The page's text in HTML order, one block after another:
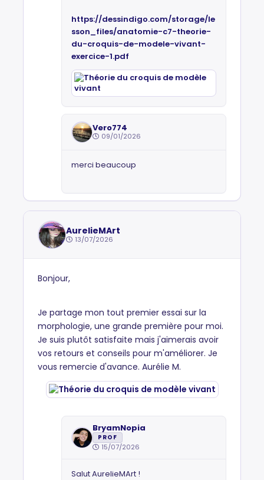
https://dessindigo.com/storage/le
sson_files/anatomie-c7-theorie-
du-croquis-de-modele-vivant-
exercice-1.pdf
Vero774
09/01/2026
merci beaucoup
AurelieMArt
13/07/2026
Bonjour,
Je partage mon tout premier essai sur la
morphologie, une grande première pour moi.
Je suis plutôt satisfaite mais j'aimerais avoir
vos retours et conseils pour m'améliorer. Je
vous remercie d'avance. Aurélie M.
BryamNopia
PROF
15/07/2026
Salut AurelieMArt !